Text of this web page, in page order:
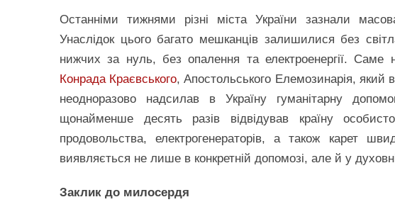
Останніми тижнями різні міста України зазнали
Унаслідок цього багато мешканців залишилися без
нижчих за нуль, без опалення та електроенергії. Саме
Конрада Краєвського, Апостольського Елемозинарія, який
неодноразово надсилав в Україну гуманітарну
щонайменше десять разів відвідував країну
продовольства, електрогенераторів, а також карет
виявляється не лише в конкретній допомозі, але й у
Заклик до милосердя